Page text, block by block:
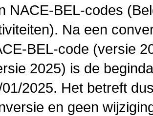
NACE-BEL-codes
Na een
BEL-code (versie
2025) is de
2025. Het betreft
en geen